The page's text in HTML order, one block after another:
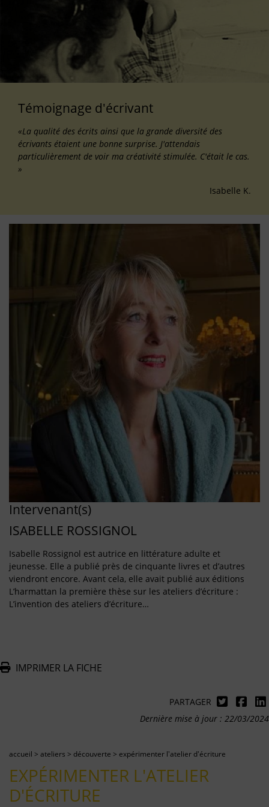
Témoignage d'écrivant
«La qualité des écrits ainsi que la grande diversité des
écrivants étaient une bonne surprise. J'attendais
particulièrement de voir ma créativité stimulée. C'était le cas.
»
Isabelle K.
Intervenant(s)
ISABELLE ROSSIGNOL
Isabelle Rossignol est autrice en littérature adulte et
jeunesse. Elle a publié près de cinquante livres et d’autres
viendront encore. Avant cela, elle avait publié aux éditions
L’harmattan la première thèse sur les ateliers d’écriture :
L’invention des ateliers d’écriture…
IMPRIMER LA FICHE
PARTAGER
Dernière mise à jour : 22/03/2024
accueil > ateliers > découverte > expérimenter l'atelier d'écriture
EXPÉRIMENTER L'ATELIER
D'ÉCRITURE